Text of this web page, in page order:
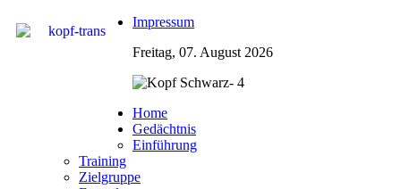
Impressum
Freitag, 07. August 2026
Home
Gedächtnis
Einführung
Training
Zielgruppe